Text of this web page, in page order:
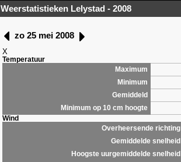
Weerstatistieken Lelystad - 2008
zo 25 mei 2008
X
Temperatuur
Maximum
Minimum
Gemiddeld
Minimum op 10 cm hoogte
Wind
Overheersende richting
Gemiddelde snelheid
Hoogste uurgemiddelde snelheid